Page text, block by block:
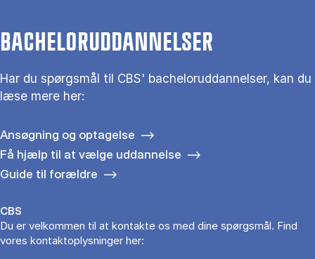
BACHELORUDDANNELSER
Har du spørgsmål til CBS' bacheloruddannelser, kan du
læse mere her:
Ansøgning og optagelse
Få hjælp til at vælge uddannelse
Guide til forældre
CBS
Du er velkommen til at kontakte os med dine spørgsmål. Find
vores kontaktoplysninger her: